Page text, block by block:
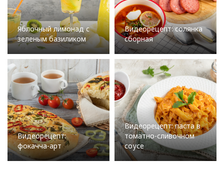
Яблочный лимонад с
зеленым базиликом
Видеорецепт: солянка
сборная
Видеорецепт:
фокачча-арт
Видеорецепт: паста в
томатно-сливочном
соусе